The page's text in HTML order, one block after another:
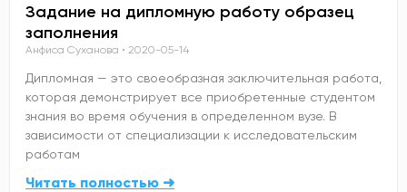
Задание на дипломную работу образец
заполнения
Анфиса Суханова 2020-05-14
Дипломная — это своеобразная заключительная работа,
которая демонстрирует все приобретенные студентом
знания во время обучения в определенном вузе. В
зависимости от специализации к исследовательским
работам
Читать полностью ➜